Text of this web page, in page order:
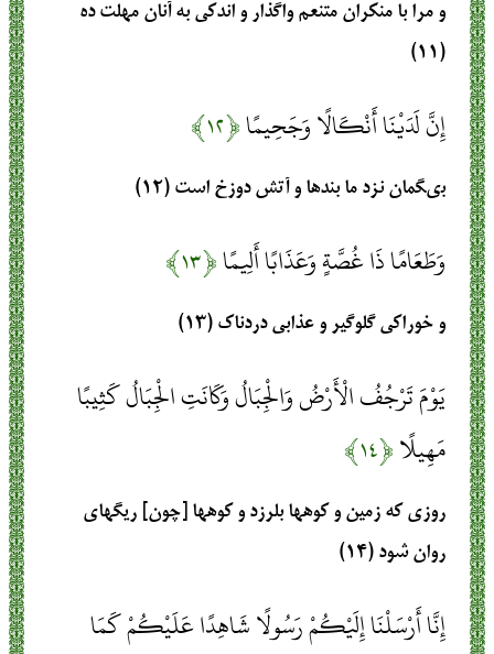
و مرا با منكران متنعم واگذار و اندكى به آنان مهلت ده‏
(۱۱)
إِنَّ لَدَيْنَا أَنْكَالًا وَجَحِيمًا﴿۱۲﴾
بى‏گمان نزد ما بندها و آتش دوزخ است‏ (۱۲)
وَطَعَامًا ذَا غُصَّةٍ وَعَذَابًا أَلِيمًا﴿۱۳﴾
و خوراكى گلوگير و عذابى دردناك‏ (۱۳)
يَوْمَ تَرْجُفُ الْأَرْضُ وَالْجِبَالُ وَكَانَتِ الْجِبَالُ كَثِيبًا
مَهِيلًا﴿۱۴﴾
روزى كه زمين و كوهها بلرزد و كوهها [چون‏] ريگهاى
روان شود (۱۴)
إِنَّا أَرْسَلْنَا إِلَيْكُمْ رَسُولًا شَاهِدًا عَلَيْكُمْ كَمَا